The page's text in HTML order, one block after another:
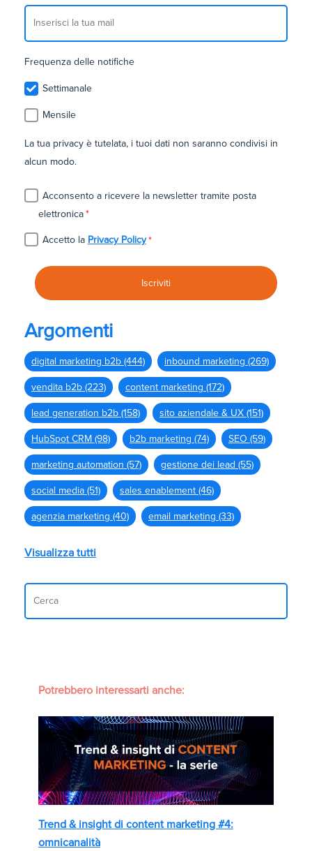
Frequenza delle notifiche
Settimanale
Mensile
La tua privacy è tutelata, i tuoi dati non saranno condivisi in
alcun modo.
Acconsento a ricevere la newsletter tramite posta
elettronica*
Accetto la Privacy Policy *
Argomenti
digital marketing b2b (444) inbound marketing (269)
vendita b2b (223) content marketing (172)
lead generation b2b (158) sito aziendale & UX (151)
HubSpot CRM (98) b2b marketing (74) SEO (59)
marketing automation (57) gestione dei lead (55)
social media (51) sales enablement (46)
agenzia marketing (40) email marketing (33)
Visualizza tutti
Potrebbero interessarti anche:
Trend & insight di content marketing #4:
omnicanalità